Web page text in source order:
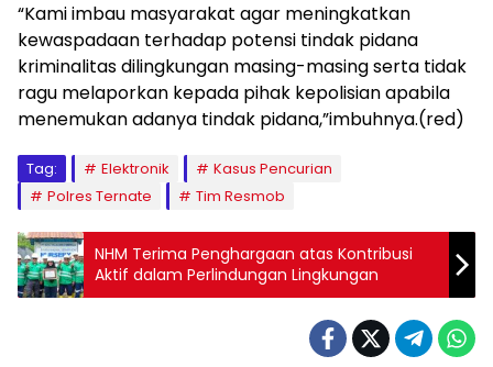
“Kami imbau masyarakat agar meningkatkan
kewaspadaan terhadap potensi tindak pidana
kriminalitas dilingkungan masing-masing serta tidak
ragu melaporkan kepada pihak kepolisian apabila
menemukan adanya tindak pidana,”imbuhnya.(red)
Tag: Elektronik
Kasus Pencurian
Polres Ternate
Tim Resmob
NHM Terima Penghargaan atas Kontribusi
Aktif dalam Perlindungan Lingkungan